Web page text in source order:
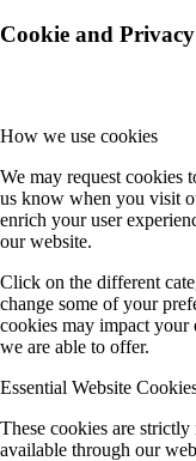
Cookie and
How we use cookies
We may request cookies
us know when you visit
enrich your user
our website.
Click on the different
change some of your
cookies may impact your
we are able to offer.
Essential Website
These cookies are
available through our